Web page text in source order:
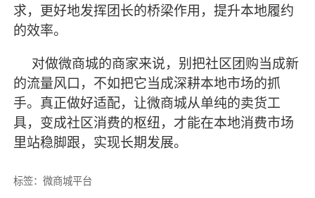
求，更好地发挥团长的桥梁作用，提升本地履约
的效率。
对做微商城的商家来说，别把社区团购当成新
的流量风口，不如把它当成深耕本地市场的抓
手。真正做好适配，让微商城从单纯的卖货工
具，变成社区消费的枢纽，才能在本地消费市场
里站稳脚跟，实现长期发展。
标签：微商城平台